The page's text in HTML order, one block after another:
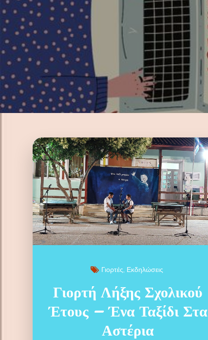
Γιορτές Εκδηλώσεις
Γιορτή Λήξης Σχολικού
Έτους – Ένα Ταξίδι Στα
Αστέρια